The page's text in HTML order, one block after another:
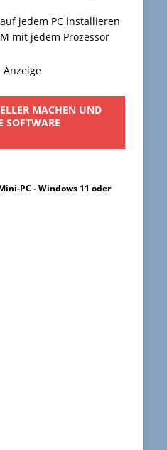
jedem PC installieren
mit jedem Prozessor
Anzeige
MACHEN UND
SOFTWARE
PC - Windows 11 oder